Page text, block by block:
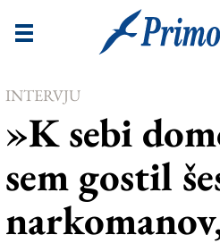
Novice
Goriška
Kultura
Šport
Še
INTERVJU
»K sebi
sem gostil